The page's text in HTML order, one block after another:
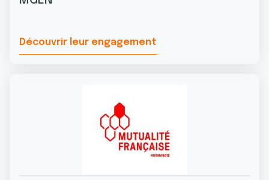
Découvrir leur engagement